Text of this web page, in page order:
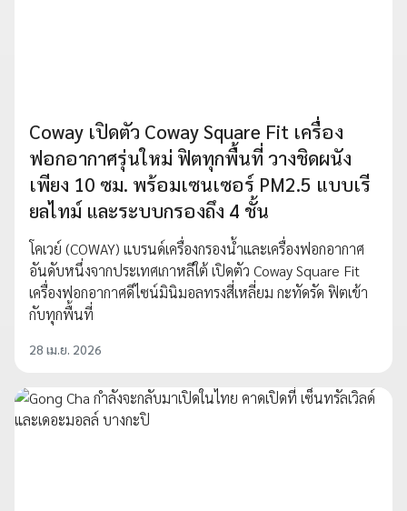
Coway เปิดตัว Coway Square Fit เครื่อง
ฟอกอากาศรุ่นใหม่ ฟิตทุกพื้นที่ วางชิดผนัง
เพียง 10 ซม. พร้อมเซนเซอร์ PM2.5 แบบเรี
ยลไทม์ และระบบกรองถึง 4 ชั้น
โคเวย์ (COWAY) แบรนด์เครื่องกรองน้ำและเครื่องฟอกอากาศ
อันดับหนึ่งจากประเทศเกาหลีใต้ เปิดตัว Coway Square Fit
เครื่องฟอกอากาศดีไซน์มินิมอลทรงสี่เหลี่ยม กะทัดรัด ฟิตเข้า
กับทุกพื้นที่
28 เม.ย. 2026